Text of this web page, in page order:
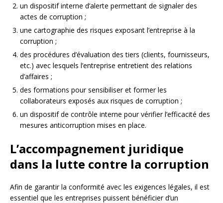
un dispositif interne d’alerte permettant de signaler des
actes de corruption ;
une cartographie des risques exposant l’entreprise à la
corruption ;
des procédures d’évaluation des tiers (clients, fournisseurs,
etc.) avec lesquels l’entreprise entretient des relations
d’affaires ;
des formations pour sensibiliser et former les
collaborateurs exposés aux risques de corruption ;
un dispositif de contrôle interne pour vérifier l’efficacité des
mesures anticorruption mises en place.
L’accompagnement juridique
dans la lutte contre la corruption
Afin de garantir la conformité avec les exigences légales, il est
essentiel que les entreprises puissent bénéficier d’un